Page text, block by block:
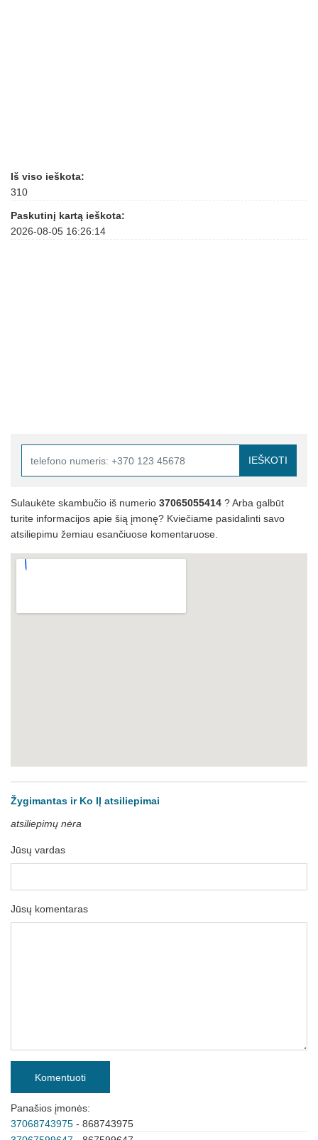
Iš viso ieškota:
310
Paskutinį kartą ieškota:
2026-08-05 16:26:14
IEŠKOTI
Sulaukėte skambučio iš numerio 37065055414 ? Arba galbūt
turite informacijos apie šią įmonę? Kviečiame pasidalinti savo
atsiliepimu žemiau esančiuose komentaruose.
Žygimantas ir Ko IĮ atsiliepimai
atsiliepimų nėra
Jūsų vardas
Jūsų komentaras
Komentuoti
Panašios įmonės:
37068743975 - 868743975